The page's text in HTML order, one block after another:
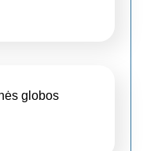
globos